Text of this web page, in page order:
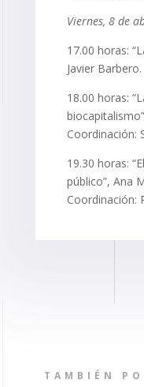
Viernes, 8 de
17.00 horas:
Javier
18.00 horas:
Coordinación:
19.30 horas:
público”, Ana
Coordinación:
TAMBIÉN